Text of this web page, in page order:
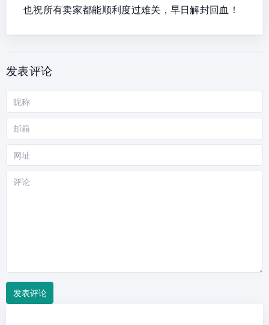
也祝所有卖家都能顺利度过难关，早日解封回血！
发表评论
评
昵
称
邮
箱
网
站